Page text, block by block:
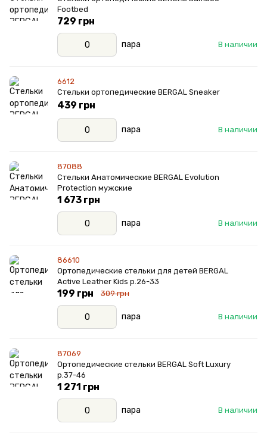
Footbed
В наличии
729 грн
пара
6612
Стельки ортопедические BERGAL Sneaker
В наличии
439 грн
пара
87088
Стельки Анатомические BERGAL Evolution
Protection мужские
В наличии
1 673 грн
пара
86610
Ортопедические стельки для детей BERGAL
Active Leather Kids р.26-33
В наличии
199 грн 309 грн
пара
87069
Ортопедические стельки BERGAL Soft Luxury
р.37-46
В наличии
1 271 грн
пара